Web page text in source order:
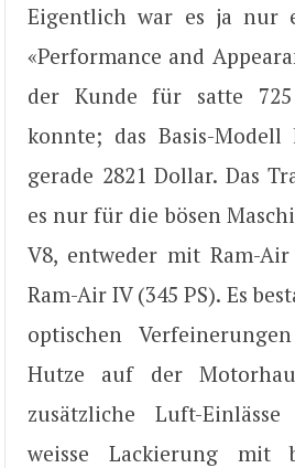
Eigentlich war es ja nur
«Performance and
der Kunde für satte
konnte; das Basis-
gerade 2821 Dollar. Das
es nur für die bösen
V8, entweder mit Ram-
Ram-Air IV (345 PS). Es
optischen
Hutze auf der
zusätzliche Luft-
weisse Lackierung mit